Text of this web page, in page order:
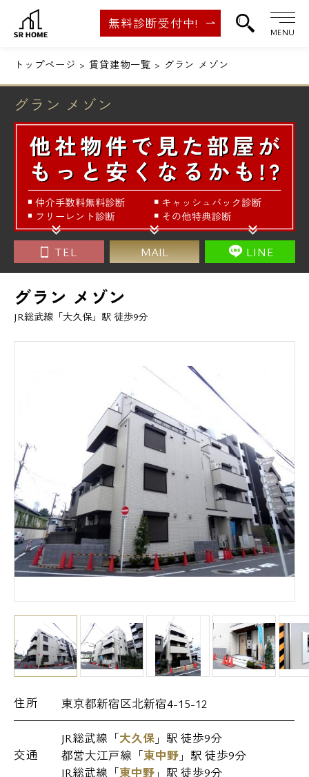
無料診断受付中!
MENU
トップページ 賃貸建物一覧 グラン メゾン
グラン メゾン
TEL MAIL LINE
グラン メゾン
JR総武線「大久保」駅 徒歩9分
住所 東京都新宿区北新宿4-15-12
交通
JR総武線「大久保 」駅 徒歩9分
都営大江戸線「東中野 」駅 徒歩9分
JR総武線「東中野 」駅 徒歩9分